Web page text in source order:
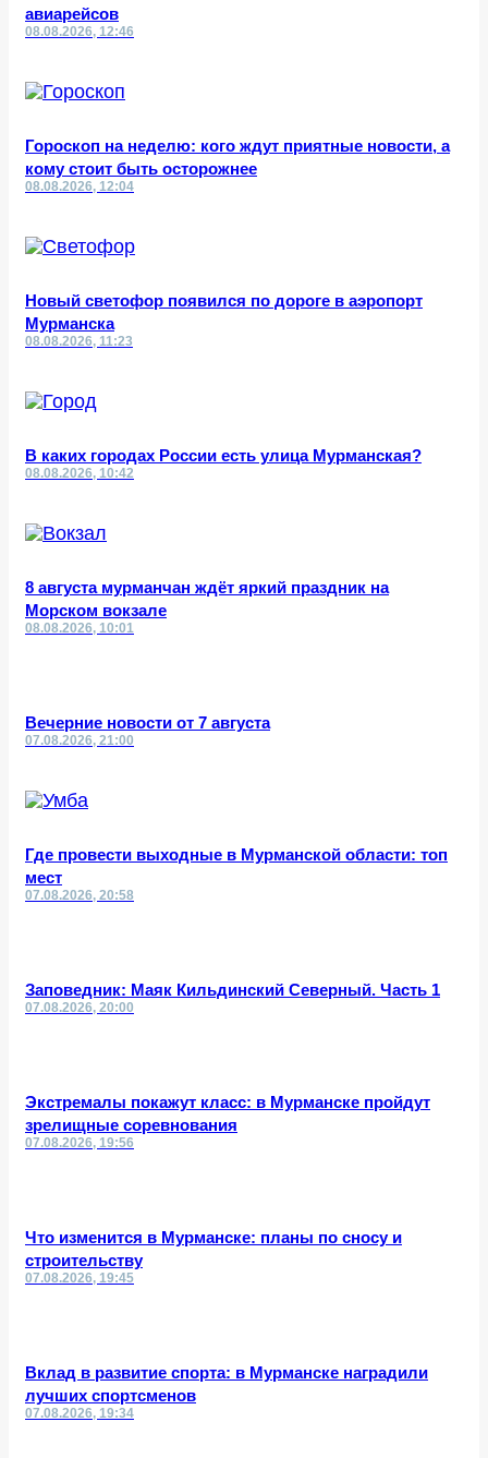
авиарейсов
08.08.2026, 12:46
Гороскоп на неделю: кого ждут приятные новости, а
кому стоит быть осторожнее
08.08.2026, 12:04
Новый светофор появился по дороге в аэропорт
Мурманска
08.08.2026, 11:23
В каких городах России есть улица Мурманская?
08.08.2026, 10:42
8 августа мурманчан ждёт яркий праздник на
Морском вокзале
08.08.2026, 10:01
Вечерние новости от 7 августа
07.08.2026, 21:00
Где провести выходные в Мурманской области: топ
мест
07.08.2026, 20:58
Заповедник: Маяк Кильдинский Северный. Часть 1
07.08.2026, 20:00
Экстремалы покажут класс: в Мурманске пройдут
зрелищные соревнования
07.08.2026, 19:56
Что изменится в Мурманске: планы по сносу и
строительству
07.08.2026, 19:45
Вклад в развитие спорта: в Мурманске наградили
лучших спортсменов
07.08.2026, 19:34